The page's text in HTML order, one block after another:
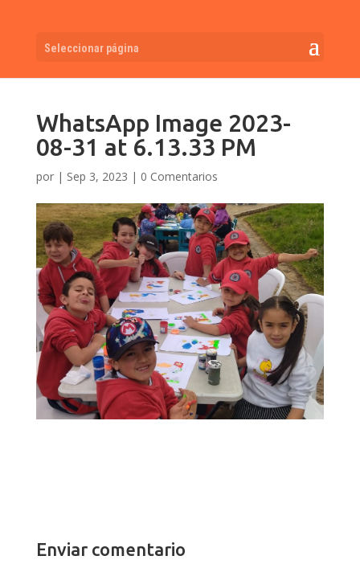
Seleccionar página
WhatsApp Image 2023-
08-31 at 6.13.33 PM
por | Sep 3, 2023 | 0 Comentarios
Enviar comentario